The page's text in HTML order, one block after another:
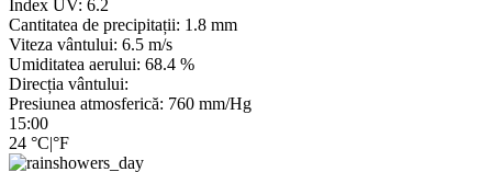
Index UV: 6.2
Cantitatea de precipitații: 1.8 mm
Viteza vântului: 6.5 m/s
Umiditatea aerului: 68.4 %
Direcția vântului:
Presiunea atmosferică: 760 mm/Hg
15:00
24 °C|°F